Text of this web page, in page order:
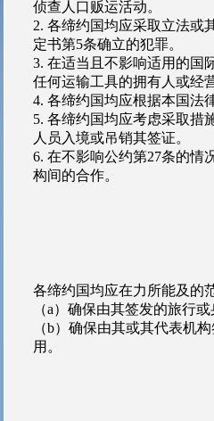
侦查人口贩运活动。
2. 各缔约国均应采取立法或
定书第5条确立的犯罪。
3. 在适当且不影响适用的国
任何运输工具的拥有人或经
4. 各缔约国均应根据本国法
5. 各缔约国均应考虑采取措
人员入境或吊销其签证。
6. 在不影响公约第27条的情
构间的合作。
各缔约国均应在力所能及的
（a）确保由其签发的旅行
（b）确保由其或其代表机
用。